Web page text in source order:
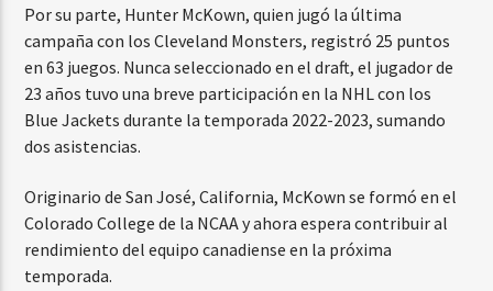
Por su parte, Hunter McKown, quien jugó la última
campaña con los Cleveland Monsters, registró 25 puntos
en 63 juegos. Nunca seleccionado en el draft, el jugador de
23 años tuvo una breve participación en la NHL con los
Blue Jackets durante la temporada 2022-2023, sumando
dos asistencias.
Originario de San José, California, McKown se formó en el
Colorado College de la NCAA y ahora espera contribuir al
rendimiento del equipo canadiense en la próxima
temporada.